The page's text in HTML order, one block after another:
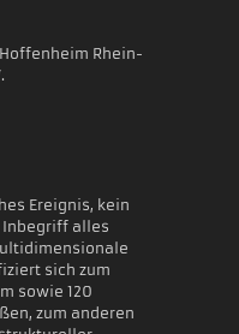
Rhein-
Ereignis, kein
Inbegriff alles
sich zum
sowie 120
zum anderen